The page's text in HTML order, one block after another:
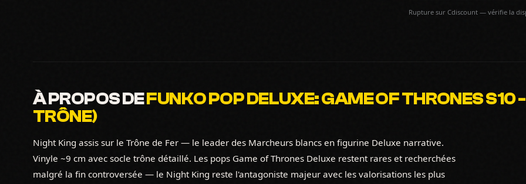
Rupture sur Cdiscount — vérifie la
À PROPOS DEFUNKO POP DELUXE: GAME OF THRONES S10
TRÔNE)
Night King assis sur le Trône de Fer — le leader des Marcheurs blancs en figurine Deluxe narrative.
Vinyle ~9 cm avec socle trône détaillé. Les pops Game of Thrones Deluxe restent rares et recherchées
malgré la fin controversée — le Night King reste l'antagoniste majeur avec les valorisations les plus